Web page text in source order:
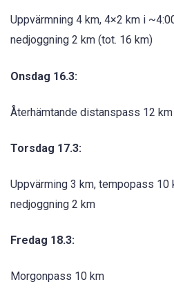
Uppvärmning 4 km, 4×2 km i
nedjoggning 2 km (tot. 16 km)
Onsdag 16.3:
Återhämtande distanspass 12 km
Torsdag 17.3:
Uppvärming 3 km, tempopass 10
nedjoggning 2 km
Fredag 18.3:
Morgonpass 10 km